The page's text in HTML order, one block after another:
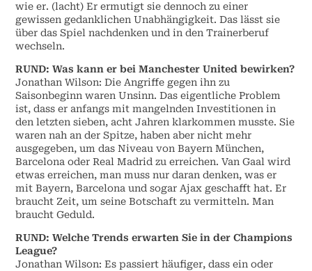
wie er. (lacht) Er ermutigt sie dennoch zu einer
gewissen gedanklichen Unabhängigkeit. Das lässt sie
über das Spiel nachdenken und in den Trainerberuf
wechseln.
RUND: Was kann er bei Manchester United bewirken?
Jonathan Wilson: Die Angriffe gegen ihn zu
Saisonbeginn waren Unsinn. Das eigentliche Problem
ist, dass er anfangs mit mangelnden Investitionen in
den letzten sieben, acht Jahren klarkommen musste. Sie
waren nah an der Spitze, haben aber nicht mehr
ausgegeben, um das Niveau von Bayern München,
Barcelona oder Real Madrid zu erreichen. Van Gaal wird
etwas erreichen, man muss nur daran denken, was er
mit Bayern, Barcelona und sogar Ajax geschafft hat. Er
braucht Zeit, um seine Botschaft zu vermitteln. Man
braucht Geduld.
RUND: Welche Trends erwarten Sie in der Champions
League?
Jonathan Wilson: Es passiert häufiger, dass ein oder